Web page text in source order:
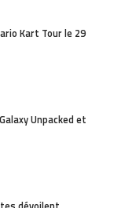
Kart Tour le 29
Unpacked et